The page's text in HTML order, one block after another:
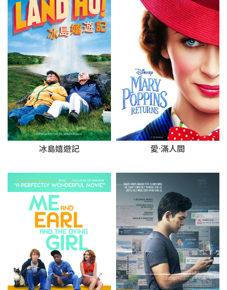
冰島嬉遊記 愛·滿人間